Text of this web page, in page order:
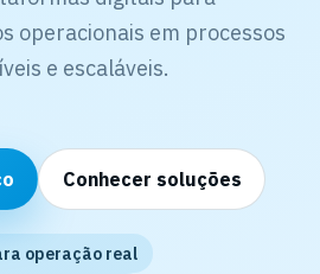
operacionais em processos
e escaláveis.
Conhecer soluções
operação real